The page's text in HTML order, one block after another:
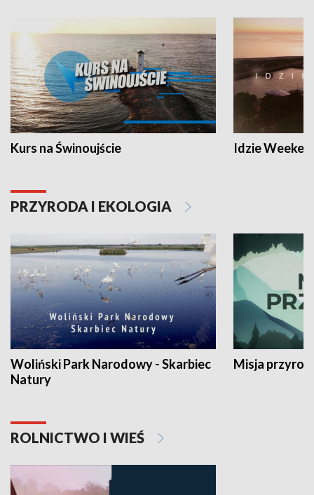
Kurs na Świnoujście Idzie
PRZYRODA I EKOLOGIA
Woliński Park Narodowy - Skarbiec
Natury
Misja
ROLNICTWO I WIEŚ